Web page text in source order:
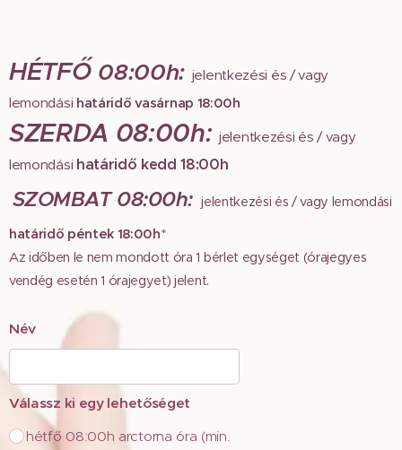
HÉTFŐ 08:00h: jelentkezési és / vagy
lemondási határidő vasárnap 18:00h
SZERDA 08:00h:jelentkezési és / vagy
lemondási határidő kedd 18:00h
SZOMBAT 08:00h: jelentkezési és / vagy lemondási
határidő péntek 18:00h*
Az időben le nem mondott óra 1 bérlet egységet (órajegyes
vendég esetén 1 órajegyet) jelent.
Név
Válassz ki egy lehetőséget
hétfő 08:00h arctorna óra (min.